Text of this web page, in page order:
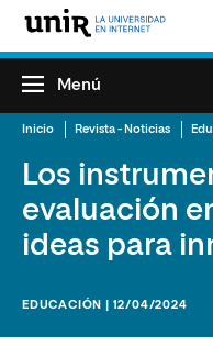
Menú
Inicio Revista - Noticias
Los
evaluación
ideas para
EDUCACIÓN | 12/04/2024